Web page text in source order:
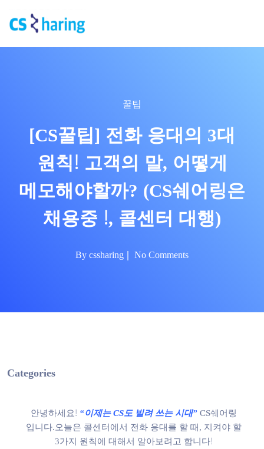
꿀팁
[CS꿀팁] 전화 응대의 3대
원칙! 고객의 말, 어떻게
메모해야할까? (CS쉐어링은
채용중 !, 콜센터 대행)
Bycssharing No Comments
Categories
​안녕하세요! “이제는 CS도 빌려 쓰는 시대”CS쉐어링
입니다.오늘은 콜센터에서 전화 응대를 할 때, 지켜야 할
3가지 원칙에 대해서 알아보려고 합니다!